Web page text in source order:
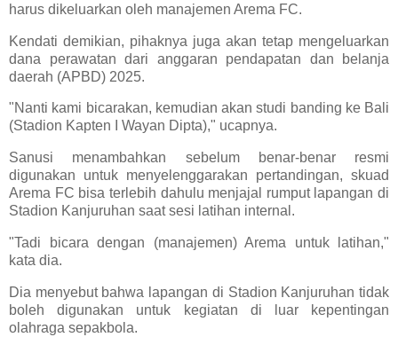
harus dikeluarkan oleh manajemen Arema FC.
Kendati demikian, pihaknya juga akan tetap mengeluarkan
dana perawatan dari anggaran pendapatan dan belanja
daerah (APBD) 2025.
"Nanti kami bicarakan, kemudian akan studi banding ke Bali
(Stadion Kapten I Wayan Dipta)," ucapnya.
Sanusi menambahkan sebelum benar-benar resmi
digunakan untuk menyelenggarakan pertandingan, skuad
Arema FC bisa terlebih dahulu menjajal rumput lapangan di
Stadion Kanjuruhan saat sesi latihan internal.
"Tadi bicara dengan (manajemen) Arema untuk latihan,"
kata dia.
Dia menyebut bahwa lapangan di Stadion Kanjuruhan tidak
boleh digunakan untuk kegiatan di luar kepentingan
olahraga sepakbola.